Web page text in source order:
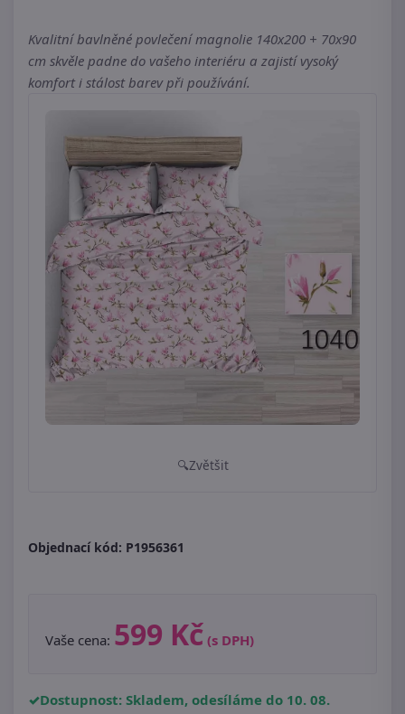
Kvalitní bavlněné povlečení magnolie 140x200 + 70x90
cm skvěle padne do vašeho interiéru a zajistí vysoký
komfort i stálost barev při používání.
Zvětšit
Objednací kód: P1956361
Vaše cena: 599 Kč (s DPH)
Dostupnost: Skladem, odesíláme do 10. 08.